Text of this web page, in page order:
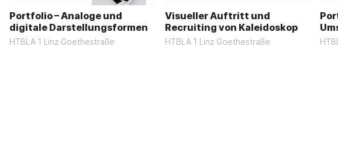
Portfolio – Analoge und
digitale Darstellungsformen
HTBLA 1 Linz Goethestraße
Visueller Auftritt und
Recruiting von Kaleidoskop
HTBLA 1 Linz Goethestraße